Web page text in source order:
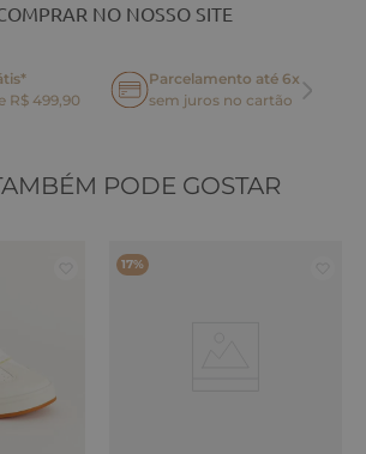
NO NOSSO SITE
R$ 499,90
Parcelamento até 6x
sem juros no cartão
PODE GOSTAR
17%